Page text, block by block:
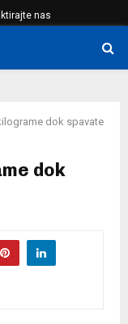
nas
dok spavate
dok